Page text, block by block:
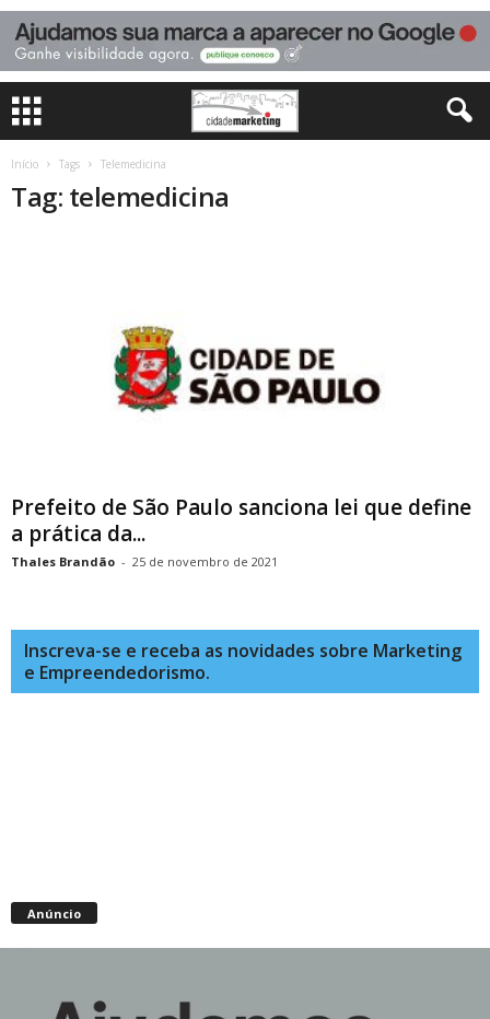
Início Tags Telemedicina
Tag: telemedicina
Prefeito de São Paulo sanciona lei que define
a prática da...
Thales Brandão - 25 de novembro de 2021
Inscreva-se e receba as novidades sobre Marketing
e Empreendedorismo.
Anúncio